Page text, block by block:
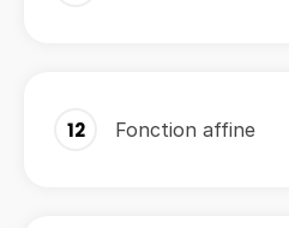
12 Fonction affine